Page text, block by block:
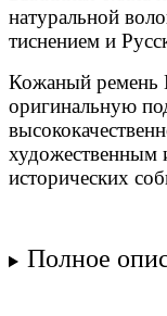
натуральной
тиснением и
Кожаный
оригинальную
художественным
исторических
Полное